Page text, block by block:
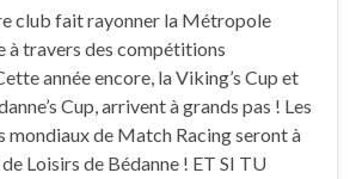
club fait rayonner la Métropole
à travers des compétitions
année encore, la Viking’s Cup et
Cup, arrivent à grands pas ! Les
mondiaux de Match Racing seront à
Loisirs de Bédanne ! ET SI TU